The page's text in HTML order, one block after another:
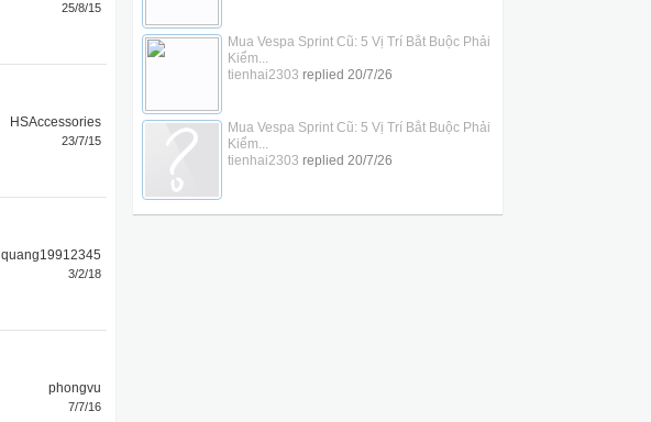
25/8/15
HSAccessories
23/7/15
quang19912345
3/2/18
phongvu
7/7/16
Mua Vespa Sprint Cũ: 5 Vị Trí Bắt Buộc Phải
Kiểm...
tienhai2303 replied 20/7/26
Mua Vespa Sprint Cũ: 5 Vị Trí Bắt Buộc Phải
Kiểm...
tienhai2303 replied 20/7/26